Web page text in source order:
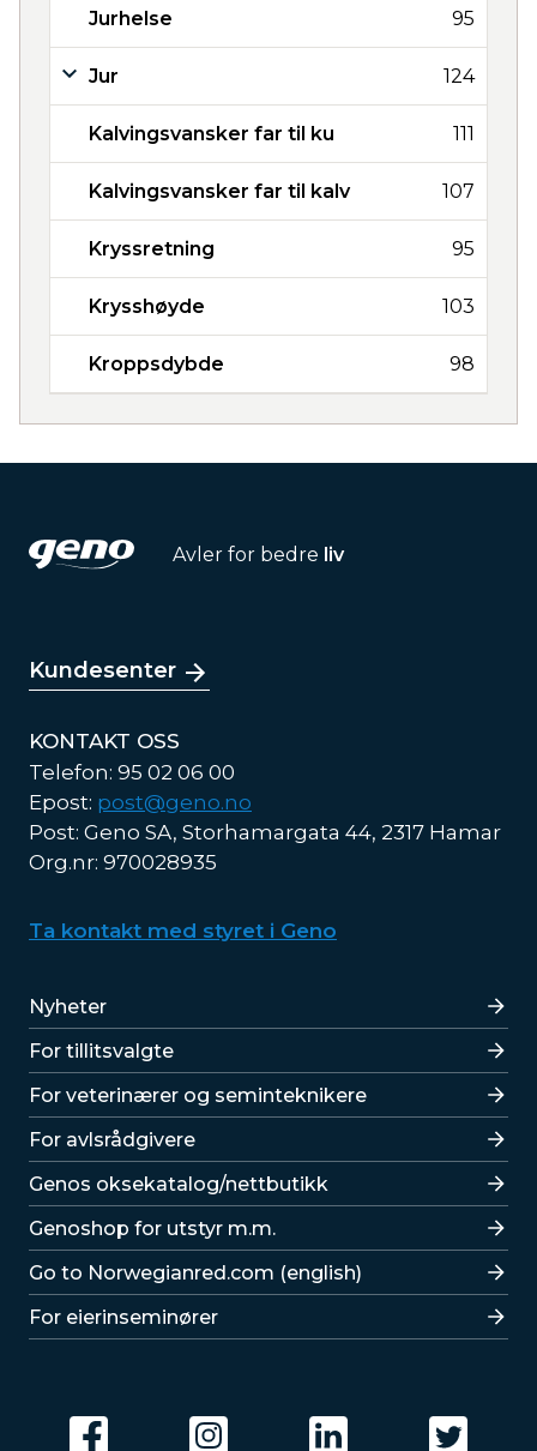
Jurhelse 95
Jur 124
Kalvingsvansker far til ku 111
Kalvingsvansker far til kalv 107
Kryssretning 95
Krysshøyde 103
Kroppsdybde 98
Avler for bedre liv
Kundesenter
KONTAKT OSS
Telefon: 95 02 06 00
Epost: post@geno.no
Post: Geno SA, Storhamargata 44, 2317 Hamar
Org.nr: 970028935
Ta kontakt med styret i Geno
Lenker
Nyheter
For tillitsvalgte
For veterinærer og seminteknikere
For avlsrådgivere
Lenker
Genos oksekatalog/nettbutikk
Genoshop for utstyr m.m.
Go to Norwegianred.com (english)
For eierinseminører